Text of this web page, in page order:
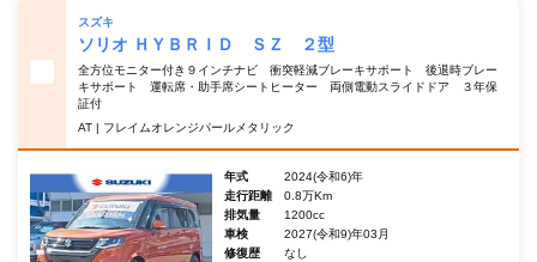
スズキ
ソリオ ＨＹＢＲＩＤ ＳＺ ２型
全方位モニター付き９インチナビ 衝突軽減ブレーキサポート 後退時ブレー
キサポート 運転席・助手席シートヒーター 両側電動スライドドア ３年保
証付
AT | フレイムオレンジパールメタリック
年式
2024(令和6)年
走行距離
0.8万Km
排気量
1200cc
車検
2027(令和9)年03月
修復歴
なし